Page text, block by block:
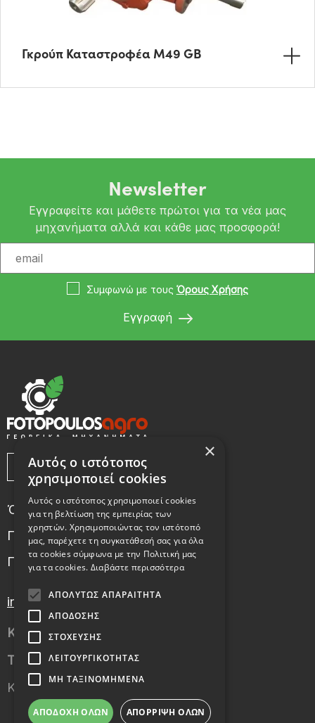
Γκρούπ Καταστροφέα Μ49 GB
Newsletter
Εγγραφείτε και μάθετε πρώτοι για τα νέα μας
μηχανήματα αλλά και κάθε μας προσφορά!
Συμφωνώ με τους Όρους Χρήσης
Εγγραφή
Όροι Χρήσης
Πολιτική χρήσης cookies
Πολιτική Απορρήτου
info@fotopoulosagro.gr
Κιν.:6972249215
Τηλ.:2331038270,2331038271
Καβάσιλα Ημαθίας 591 32, Βέροια
×
Αυτός ο ιστότοπος
χρησιμοποιεί cookies
Αυτός ο ιστότοπος χρησιμοποιεί cookies
για τη βελτίωση της εμπειρίας των
χρηστών. Χρησιμοποιώντας τον ιστότοπό
μας, παρέχετε τη συγκατάθεσή σας για όλα
τα cookies σύμφωνα με την Πολιτική μας
για τα cookies. Διαβάστε περισσότερα
ΑΠΟΛΎΤΩΣ ΑΠΑΡΑΊΤΗΤΑ
ΑΠΌΔΟΣΗΣ
ΣΤΌΧΕΥΣΗΣ
ΛΕΙΤΟΥΡΓΙΚΌΤΗΤΑΣ
ΜΗ ΤΑΞΙΝΟΜΗΜΈΝΑ
ΑΠΟΔΟΧΉ ΌΛΩΝ ΑΠΌΡΡΙΨΗ ΌΛΩΝ